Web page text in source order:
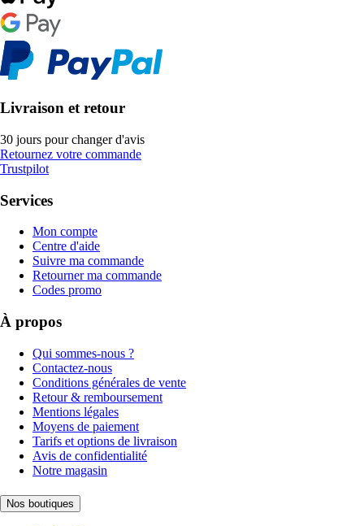
Livraison et retour
30 jours pour changer d'avis
Retournez votre commande
Trustpilot
Services
Mon compte
Centre d'aide
Suivre ma commande
Retourner ma commande
Codes promo
À propos
Qui sommes-nous ?
Contactez-nous
Conditions générales de vente
Retour & remboursement
Mentions légales
Moyens de paiement
Tarifs et options de livraison
Avis de confidentialité
Notre magasin
Nos boutiques